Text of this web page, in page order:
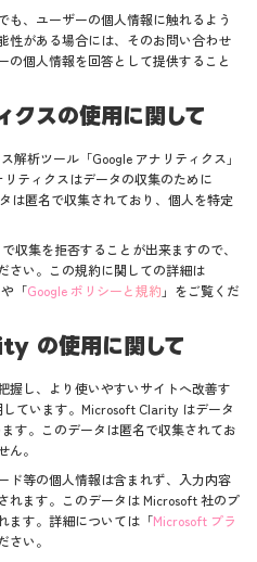
も、ユーザーの個人情報に触れるよう
性がある場合には、そのお問い合わせ
の個人情報を回答として提供すること
スの使用に関して
解析ツール「Google アナリティクス」
ティクスはデータの収集のために
は匿名で収集されており、個人を特定
収集を拒否することが出来ますので、
さい。この規約に関しての詳細は
や「Google ポリシーと規約 」をご覧くだ
使用に関して
握し、より使いやすいサイトへ改善す
ています。Microsoft Clarity はデータ
す。このデータは匿名で収集されてお
ん。
ド等の個人情報は含まれず、入力内容
れます。このデータは Microsoft 社のプ
ます。詳細については「Microsoft プラ
さい。